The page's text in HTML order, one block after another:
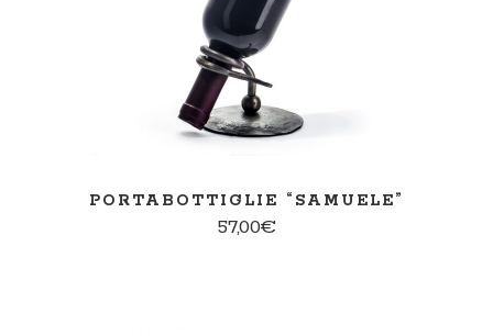
PORTABOTTIGLIE “SAMUELE”
57,00€